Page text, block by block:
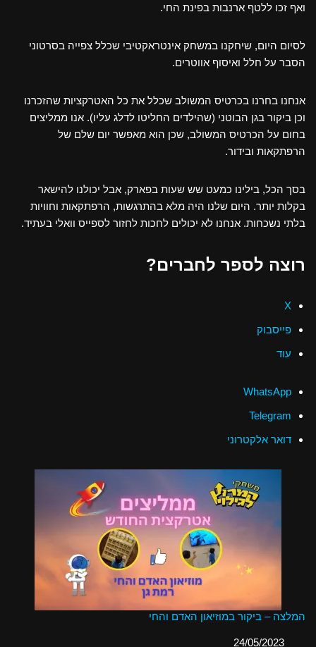
ואף זכו ללטף ארנבות בפינת החי.
לסיום היום, שיחקנו במשחק אינטראקטיבי שכלל צפייה בסרטוני
הסבר על חלל ואיסוף אווטרים.
אנחנו בחרנו בכרטיס המשולב שכלל את כל האטרקציות שהזכרנו
וכן ביקור בגן הבוטני (שהילדים החליטו לדלג עליו). אנו ממליצים
בחום על הכרטיס המשולב, שכן הוא מאפשר יום שלם של
הרפתקאות ובידור.
בסך הכל, בילינו כמעט שש שעות בפארק, אבל יכולנו להישאר
בקלות יותר. היום שלנו היה מלא בהתרגשות, הרפתקאות וחוויות
בלתי נשכחות. אנחנו לא יכולים לחכות לחזור לספייס וואלי בעתיד.
רוצה לספר לחברים?
X
פייסבוק
עוד
WhatsApp
Telegram
דואר אלקטרוני
המלצה – ביקור במוזיאון האדם והחי
תאריך24/05/2023